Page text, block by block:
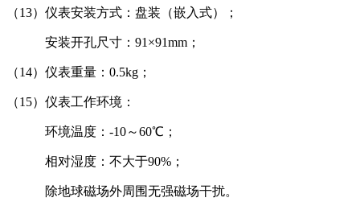
（13）仪表安装方式：盘装（嵌入式）；
安装开孔尺寸：91×91mm；
（14）仪表重量：0.5kg；
（15）仪表工作环境：
环境温度：-10～60℃；
相对湿度：不大于90%；
除地球磁场外周围无强磁场干扰。